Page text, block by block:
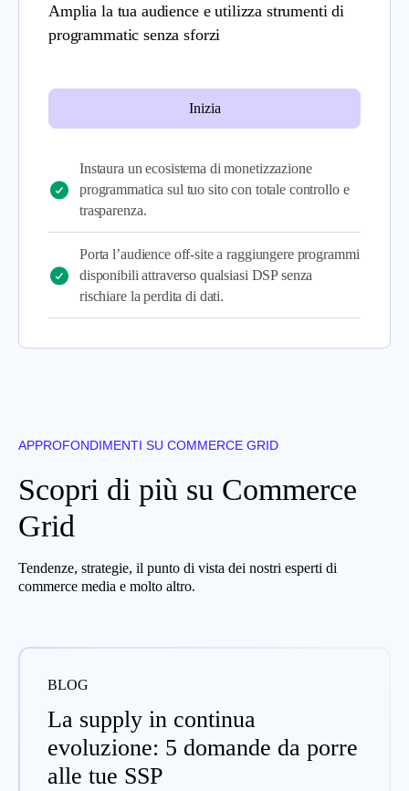
Amplia la tua audience e utilizza strumenti di
programmatic senza sforzi
Inizia
Instaura un ecosistema di monetizzazione
programmatica sul tuo sito con totale controllo e
trasparenza.
Porta l’audience off-site a raggiungere programmi
disponibili attraverso qualsiasi DSP senza
rischiare la perdita di dati.
APPROFONDIMENTI SU COMMERCE GRID
Scopri di più su Commerce
Grid
Tendenze, strategie, il punto di vista dei nostri esperti di
commerce media e molto altro.
BLOG
La supply in continua
evoluzione: 5 domande da porre
alle tue SSP